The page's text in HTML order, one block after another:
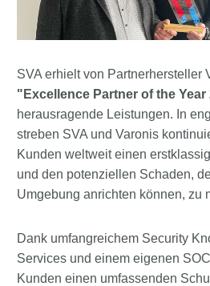
SVA erhielt von Partnerhersteller
"Excellence Partner of the Year
herausragende Leistungen. In
streben SVA und Varonis
Kunden weltweit einen
und den potenziellen Schaden,
Umgebung anrichten können, zu
Dank umfangreichem Security
Services und einem eigenen
Kunden einen umfassenden